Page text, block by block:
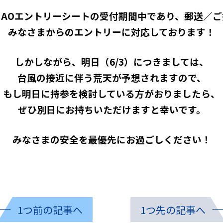
エントリーシートの受付期間中であり、郵送／
みなさまからのエントリーに対応しております！
しかしながら、明日（6/3）につきましては、
台風の接近に伴う荒天が予想されますので、
もし明日に持参を検討している方がおりましたら、
ぜひ別日にお持ちいただけますと幸いです。
みなさまの安全を最優先にお過ごしください！
1つ前の記事へ 1つ先の記事へ